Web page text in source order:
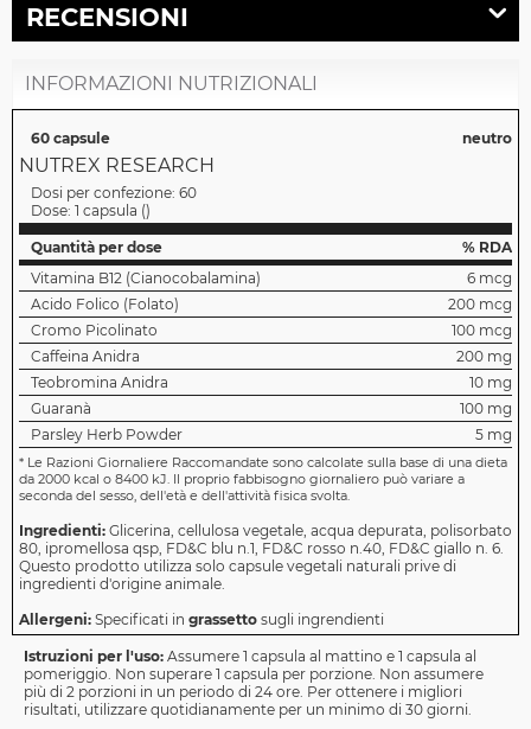
RECENSIONI
INFORMAZIONI NUTRIZIONALI
60 capsule neutro
NUTREX RESEARCH
Dosi per confezione: 60
Dose: 1 capsula ()
Quantità per dose
% RDA
Vitamina B12 (Cianocobalamina)
6 mcg
Acido Folico (Folato)
200 mcg
Cromo Picolinato
100 mcg
Caffeina Anidra
200 mg
Teobromina Anidra
10 mg
Guaranà
100 mg
Parsley Herb Powder
5 mg
* Le Razioni Giornaliere Raccomandate sono calcolate sulla base di una dieta
da 2000 kcal o 8400 kJ. Il proprio fabbisogno giornaliero può variare a
seconda del sesso, dell'età e dell'attività fisica svolta.
Ingredienti: Glicerina, cellulosa vegetale, acqua depurata, polisorbato
80, ipromellosa qsp, FD&C blu n.1, FD&C rosso n.40, FD&C giallo n. 6.
Questo prodotto utilizza solo capsule vegetali naturali prive di
ingredienti d'origine animale.
Allergeni: Specificati in grassetto sugli ingrendienti
Istruzioni per l'uso: Assumere 1 capsula al mattino e 1 capsula al
pomeriggio. Non superare 1 capsula per porzione. Non assumere
più di 2 porzioni in un periodo di 24 ore. Per ottenere i migliori
risultati, utilizzare quotidianamente per un minimo di 30 giorni.